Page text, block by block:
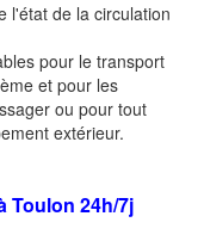
l'état de la circulation
pour le transport
et pour les
ou pour tout
extérieur.
Toulon 24h/7j